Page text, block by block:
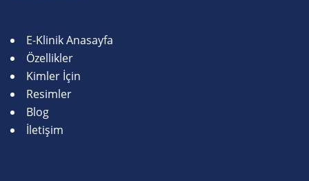
E-Klinik Anasayfa
Özellikler
Kimler İçin
Resimler
Blog
İletişim